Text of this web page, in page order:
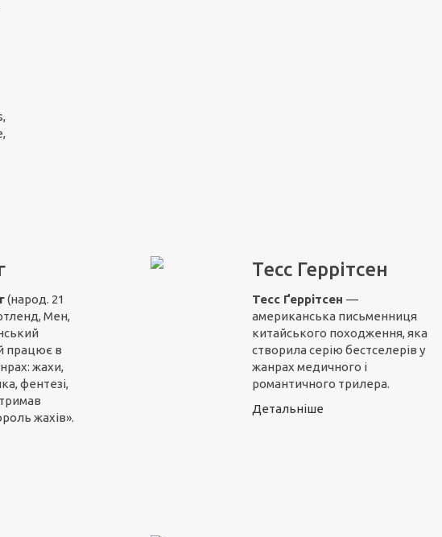
(народ. 21
Мен,
працює в
жахи,
фентезі,
жахів».
Тесс Геррітсен
Тесс Ґеррітсен —
американська письменниця
китайського походження, яка
створила серію бестселерів у
жанрах медичного і
романтичного трилера.
Детальніше